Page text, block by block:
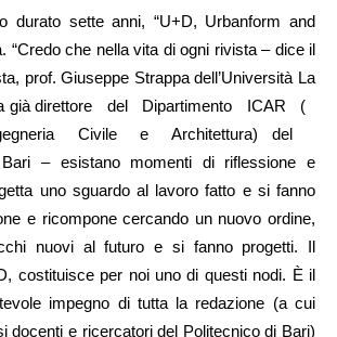
durato sette anni, “U+D, Urbanform and
“Credo che nella vita di ogni rivista – dice il
prof. Giuseppe Strappa dell’Università La
già direttore del Dipartimento ICAR (
Civile e Architettura) del
– esistano momenti di riflessione e
uno sguardo al lavoro fatto e si fanno
e ricompone cercando un nuovo ordine,
nuovi al futuro e si fanno progetti. Il
costituisce per noi uno di questi nodi. È il
impegno di tutta la redazione (a cui
docenti e ricercatori del Politecnico di Bari)